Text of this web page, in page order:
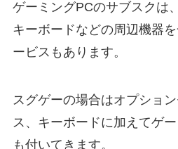
ゲーミングPCのサブスクは
キーボードなどの周辺機器
ービスもあります。
スグゲーの場合はオプショ
ス、キーボードに加えてゲ
も付いてきます。